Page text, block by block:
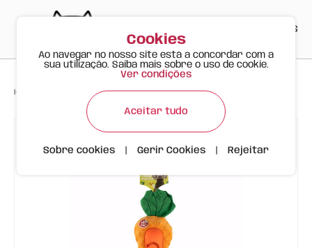
ES
Happy Meow Produtos > > Cenoura Brinquedo Recompensa FOFOS
Cookies
Ao navegar no nosso site está a concordar com a
sua utilização. Saiba mais sobre o uso de cookie.
Ver condições
Aceitar tudo
Sobre cookies Gerir Cookies Rejeitar